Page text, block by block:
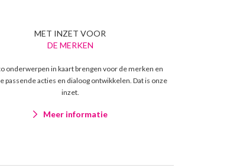
MET INZET VOOR
DE MERKEN
onderwerpen in kaart brengen voor de merken en
passende acties en dialoog ontwikkelen. Dat is onze
inzet.
Meer informatie